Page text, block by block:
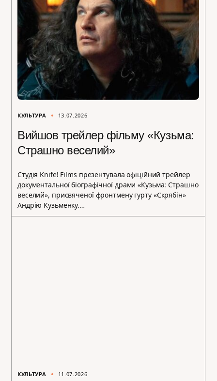
КУЛЬТУРА 13.07.2026
Вийшов трейлер фільму «Кузьма:
Страшно веселий»
Студія Knife! Films презентувала офіційний трейлер
документальної біографічної драми «Кузьма: Страшно
веселий», присвяченої фронтмену гурту «Скрябін»
Андрію Кузьменку.…
КУЛЬТУРА 11.07.2026